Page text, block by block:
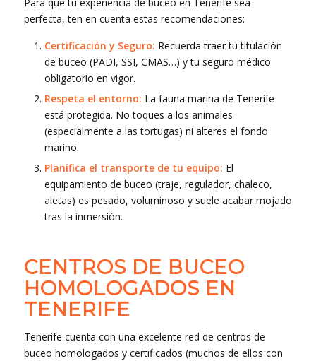
Para que tu experiencia de buceo en Tenerife sea
perfecta, ten en cuenta estas recomendaciones:
Certificación y Seguro: Recuerda traer tu titulación
de buceo (PADI, SSI, CMAS…) y tu seguro médico
obligatorio en vigor.
Respeta el entorno: La fauna marina de Tenerife
está protegida. No toques a los animales
(especialmente a las tortugas) ni alteres el fondo
marino.
Planifica el transporte de tu equipo: El
equipamiento de buceo (traje, regulador, chaleco,
aletas) es pesado, voluminoso y suele acabar mojado
tras la inmersión.
CENTROS DE BUCEO
HOMOLOGADOS EN
TENERIFE
Tenerife cuenta con una excelente red de centros de
buceo homologados y certificados (muchos de ellos con